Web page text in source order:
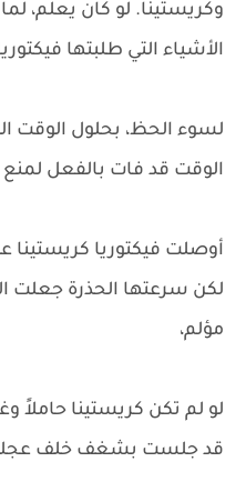
وكريستينا. لو كان يعلم،
الأشياء التي طلبتها
لسوء الحظ، بحلول الوقت
الوقت قد فات بالفعل
أوصلت فيكتوريا كريستينا
لكن سرعتها الحذرة جعلت
مؤلم،
لو لم تكن كريستينا حاملاً
قد جلست بشغف خلف عجلة